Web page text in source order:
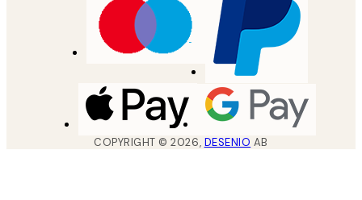
COPYRIGHT ©2026, DESENIO AB